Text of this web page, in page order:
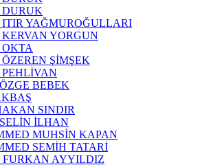
DURUK
ITIR YAĞMUROĞULLARI
KERVAN YORGUN
OKTA
ŞİMŞEK
PEHLİVAN
BEBEK
SINDIR
İLHAN
MUHSİN KAPAN
SEMİH TATARİ
FURKAN AYYILDIZ